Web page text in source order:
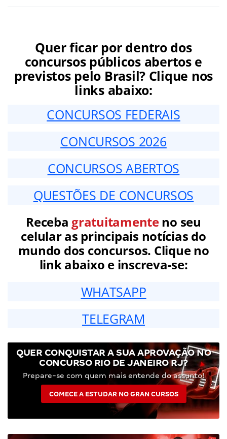
Quer ficar por dentro dos
concursos públicos abertos e
previstos pelo Brasil? Clique nos
links abaixo:
CONCURSOS FEDERAIS
CONCURSOS 2026
CONCURSOS ABERTOS
QUESTÕES DE CONCURSOS
Receba gratuitamenteno seu
celular as principais notícias do
mundo dos concursos. Clique no
link abaixo e inscreva-se:
WHATSAPP
TELEGRAM
QUER CONQUISTAR A SUA APROVAÇÃO NO
CONCURSO RIO DE JANEIRO RJ?
Prepare-se com quem mais entende do assunto!
COMECE A ESTUDAR NO GRAN CURSOS